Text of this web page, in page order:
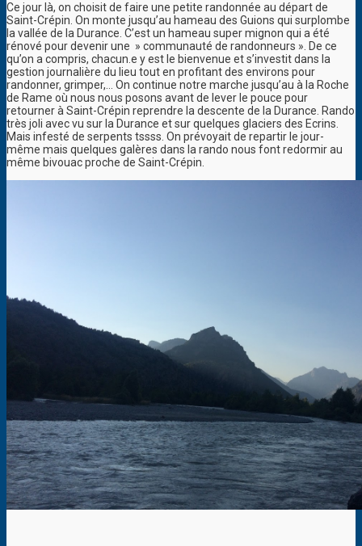
Ce jour là, on choisit de faire une petite randonnée au départ de
Saint-Crépin. On monte jusqu’au hameau des Guions qui surplombe
la vallée de la Durance. C’est un hameau super mignon qui a été
rénové pour devenir une » communauté de randonneurs ». De ce
qu’on a compris, chacun.e y est le bienvenue et s’investit dans la
gestion journalière du lieu tout en profitant des environs pour
randonner, grimper,… On continue notre marche jusqu’au à la Roche
de Rame où nous nous posons avant de lever le pouce pour
retourner à Saint-Crépin reprendre la descente de la Durance. Rando
très joli avec vu sur la Durance et sur quelques glaciers des Ecrins.
Mais infesté de serpents tssss. On prévoyait de repartir le jour-
même mais quelques galères dans la rando nous font redormir au
même bivouac proche de Saint-Crépin.